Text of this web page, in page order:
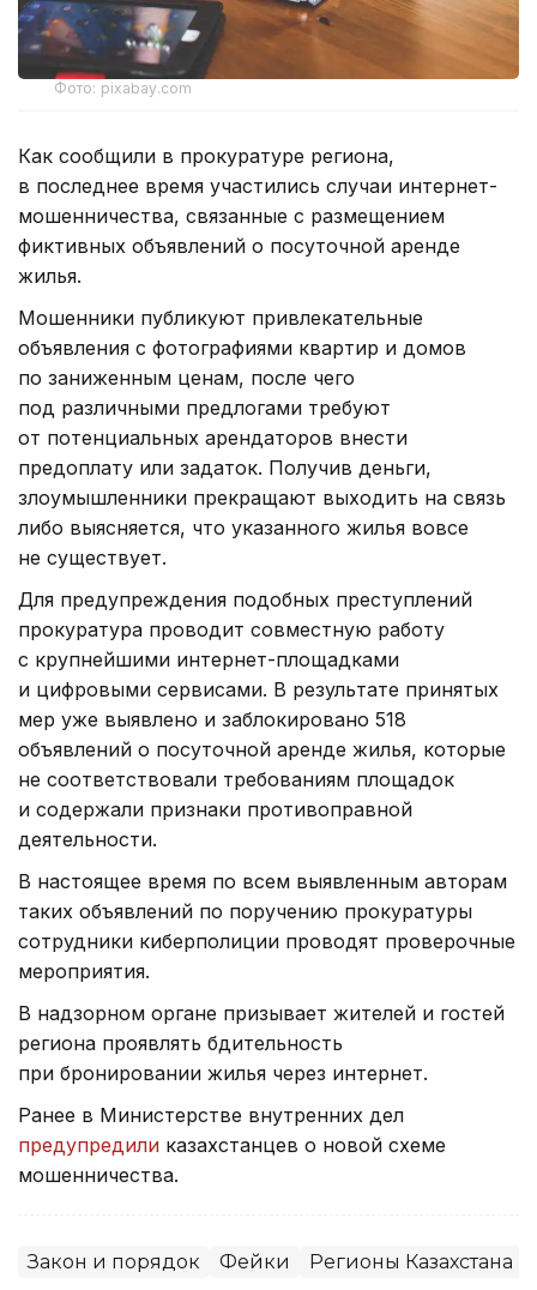
Фото: pixabay.com
Как сообщили в прокуратуре региона,
в последнее время участились случаи интернет-
мошенничества, связанные с размещением
фиктивных объявлений о посуточной аренде
жилья.
Мошенники публикуют привлекательные
объявления с фотографиями квартир и домов
по заниженным ценам, после чего
под различными предлогами требуют
от потенциальных арендаторов внести
предоплату или задаток. Получив деньги,
злоумышленники прекращают выходить на связь
либо выясняется, что указанного жилья вовсе
не существует.
Для предупреждения подобных преступлений
прокуратура проводит совместную работу
с крупнейшими интернет-площадками
и цифровыми сервисами. В результате принятых
мер уже выявлено и заблокировано 518
объявлений о посуточной аренде жилья, которые
не соответствовали требованиям площадок
и содержали признаки противоправной
деятельности.
В настоящее время по всем выявленным авторам
таких объявлений по поручению прокуратуры
сотрудники киберполиции проводят проверочные
мероприятия.
В надзорном органе призывает жителей и гостей
региона проявлять бдительность
при бронировании жилья через интернет.
Ранее в Министерстве внутренних дел
предупредили казахстанцев о новой схеме
мошенничества.
Закон и порядок Фейки Регионы Казахстана